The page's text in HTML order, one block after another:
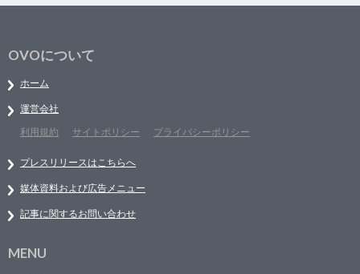
OVOについて
ホーム
運営会社
利用規約
サイトポリシー プライバシーポリシー
プレスリリースはこちらへ
媒体資料および広告メニュー
記事に関するお問い合わせ
MENU